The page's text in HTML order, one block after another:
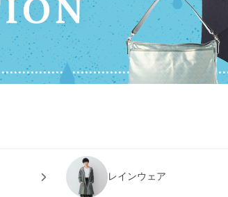
レインウェア